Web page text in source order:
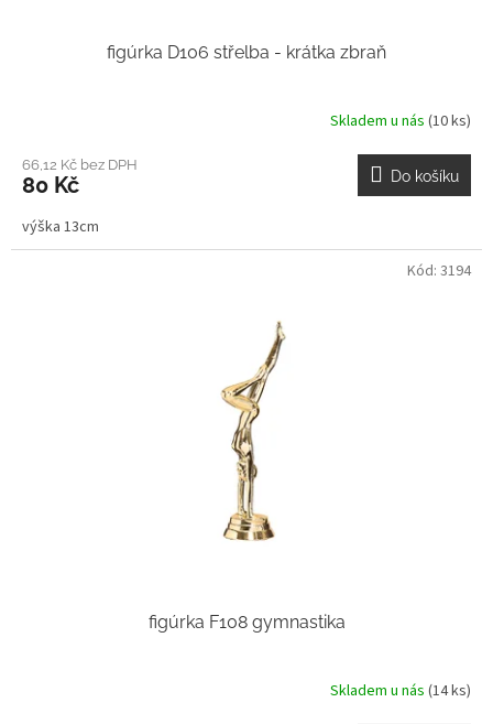
figúrka D106 střelba - krátka zbraň
Skladem u nás (10 ks)
66,12 Kč bez DPH
80 Kč Do košíku
výška 13cm
figúrka F108 gymnastika
Skladem u nás (14 ks)
Kód: 3194